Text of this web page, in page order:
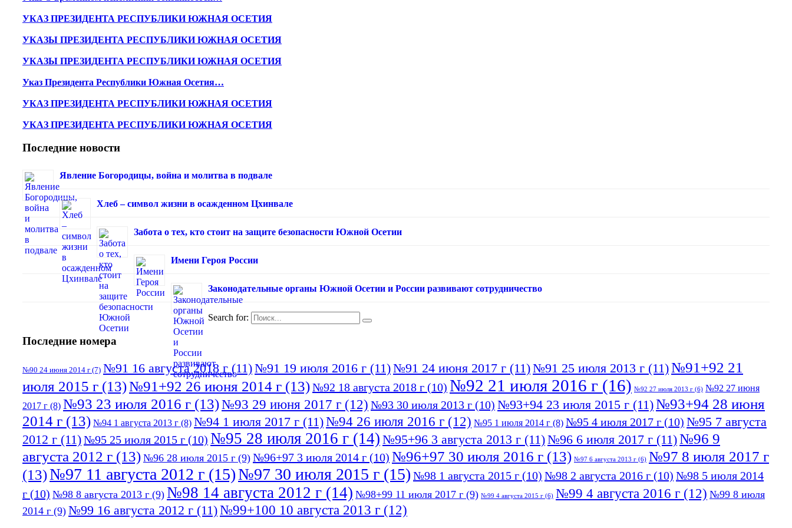
УКАЗ ПРЕЗИДЕНТА РЕСПУБЛИКИ ЮЖНАЯ ОСЕТИЯ
УКАЗЫ ПРЕЗИДЕНТА РЕСПУБЛИКИ ЮЖНАЯ ОСЕТИЯ
УКАЗЫ ПРЕЗИДЕНТА РЕСПУБЛИКИ ЮЖНАЯ ОСЕТИЯ
Указ Президента Республики Южная Осетия…
УКАЗ ПРЕЗИДЕНТА РЕСПУБЛИКИ ЮЖНАЯ ОСЕТИЯ
УКАЗ ПРЕЗИДЕНТА РЕСПУБЛИКИ ЮЖНАЯ ОСЕТИЯ
Последние новости
Явление Богородицы, война и молитва в подвале
Хлеб – символ жизни в осажденном Цхинвале
Забота о тех, кто стоит на защите безопасности Южной Осетии
Имени Героя России
Законодательные органы Южной Осетии и России развивают сотрудничество
Search for:
Последние номера
№90 24 июня 2014 г (7) №91 16 августа 2018 г (11)№91 19 июля 2016 г (11)№91 24 июня 2017 г (11)№91 25 июля 2013 г (11)№91+92 21
июля 2015 г (13)№91+92 26 июня 2014 г (13)№92 18 августа 2018 г (10) №92 21 июля 2016 г (16) №92 27 июля 2013 г (6) №92 27 июня
2017 г (8) №93 23 июля 2016 г (13)№93 29 июня 2017 г (12) №93 30 июля 2013 г (10) №93+94 23 июля 2015 г (11)№93+94 28 июня
2014 г (13) №94 1 августа 2013 г (8) №94 1 июля 2017 г (11)№94 26 июля 2016 г (12) №95 1 июля 2014 г (8) №95 4 июля 2017 г (10) №95 7 августа
2012 г (11)№95 25 июля 2015 г (10) №95 28 июля 2016 г (14) №95+96 3 августа 2013 г (11)№96 6 июля 2017 г (11)№96 9
августа 2012 г (13) №96 28 июля 2015 г (9) №96+97 3 июля 2014 г (10) №96+97 30 июля 2016 г (13) №97 6 августа 2013 г (6) №97 8 июля 2017 г
(13)№97 11 августа 2012 г (15)№97 30 июля 2015 г (15) №98 1 августа 2015 г (10) №98 2 августа 2016 г (10) №98 5 июля 2014
г (10) №98 8 августа 2013 г (9) №98 14 августа 2012 г (14) №98+99 11 июля 2017 г (9) №99 4 августа 2015 г (6) №99 4 августа 2016 г (12) №99 8 июля
2014 г (9) №99 16 августа 2012 г (11)№99+100 10 августа 2013 г (12)